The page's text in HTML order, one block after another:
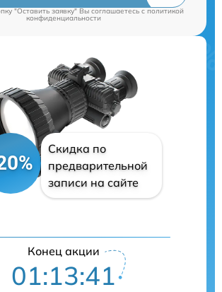
"Оставить заявку" Вы соглашаетесь cполитикой
конфиденциальности
Скидка по
предварительной
записи на сайте
Конец акции
01:13:41